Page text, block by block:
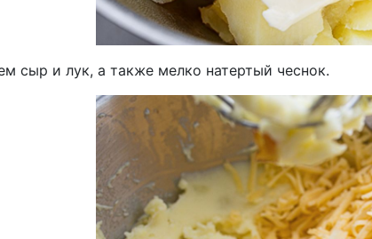
сыр и лук, а также мелко натертый чеснок.